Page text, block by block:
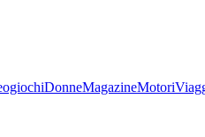
DonneMagazineMotori